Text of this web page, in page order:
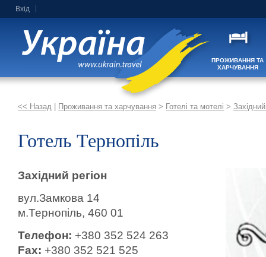
Вхід
ПРОЖИВАННЯ ТА
ХАРЧУВАННЯ
<< Назад Проживання та харчування > Готелі та мотелі > Західний
Готель Тернопіль
Західний регіон
вул.Замкова 14
м.Тернопіль, 460 01
Телефон: +380 352 524 263
Fax: +380 352 521 525